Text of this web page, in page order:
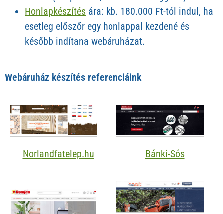
Honlapkészítés ára: kb. 180.000 Ft-tól indul, ha
esetleg előszőr egy honlappal kezdené és
később indítana webáruházat.
Webáruház készítés referenciáink
Norlandfatelep.hu Bánki-Sós